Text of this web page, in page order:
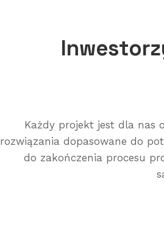
Każdy projekt jest dla nas
rozwiązania dopasowane do
do zakończenia procesu